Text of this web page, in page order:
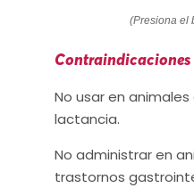
(Presiona el
Contraindicaciones
No usar en
lactancia.
No administrar en
trastornos